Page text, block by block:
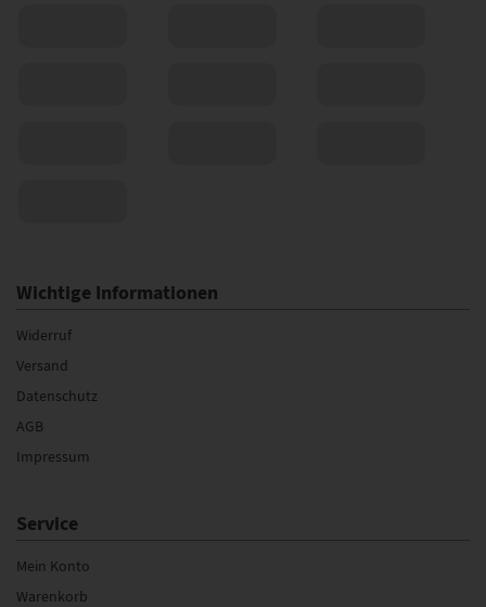
Wichtige Informationen
Widerruf
Versand
Datenschutz
AGB
Impressum
Service
Mein Konto
Warenkorb